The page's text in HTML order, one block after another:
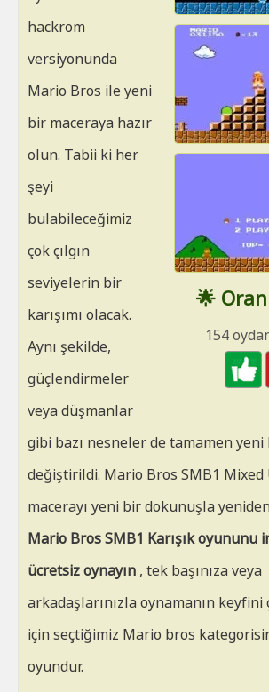
🌟
154
hackrom
versiyonunda
Mario Bros ile yeni
bir maceraya hazır
olun. Tabii ki her
şeyi
bulabileceğimiz
çok çılgın
seviyelerin bir
karışımı olacak.
Aynı şekilde,
güçlendirmeler
veya düşmanlar
gibi bazı nesneler de tamamen
değiştirildi. Mario Bros SMB1 Mixed
macerayı yeni bir dokunuşla
Mario Bros SMB1 Karışık oyununu
ücretsiz oynayın , tek başınıza veya
arkadaşlarınızla oynamanın keyfini
için seçtiğimiz Mario bros
oyundur.